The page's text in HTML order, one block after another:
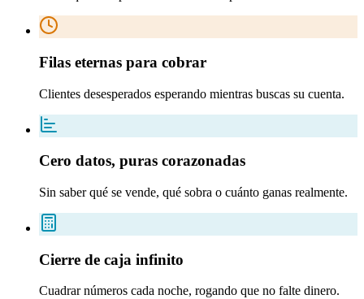
Filas eternas para cobrar
Clientes desesperados esperando mientras buscas su cuenta.
Cero datos, puras corazonadas
Sin saber qué se vende, qué sobra o cuánto ganas realmente.
Cierre de caja infinito
Cuadrar números cada noche, rogando que no falte dinero.